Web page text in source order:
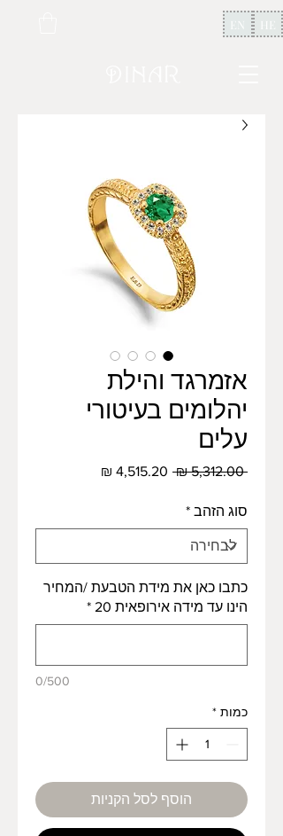
EN HE
אזמרגד והילת
יהלומים בעיטורי
עלים
‏5,312.00 ‏₪
מחיר
סוג הזהב *
כתבו כאן את מידת הטבעת /המחיר
הינו עד מידה אירופאית 20
*
0/500
כמות *
הוסף לסל הקניות